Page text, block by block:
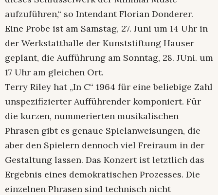
aufzuführen,“ so Intendant Florian Donderer.
Eine Probe ist am Samstag, 27. Juni um 14 Uhr in
der Werkstatthalle der Kunststiftung Hauser
geplant, die Aufführung am Sonntag, 28. JUni. um
17 Uhr am gleichen Ort.
Terry Riley hat „In C“ 1964 für eine beliebige Zahl
unspezifizierter Aufführender komponiert. Für
die kurzen, nummerierten musikalischen
Phrasen gibt es genaue Spielanweisungen, die
aber den Spielern dennoch viel Freiraum in der
Gestaltung lassen. Das Konzert ist letztlich das
Ergebnis eines demokratischen Prozesses. Die
einzelnen Phrasen sind technisch nicht